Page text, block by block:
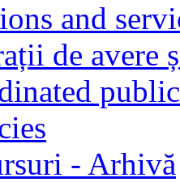
and
de avere
- Arhivă